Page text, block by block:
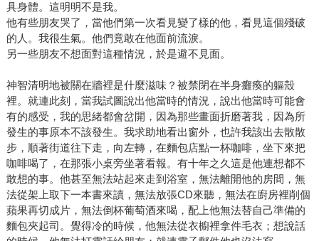
具身體。這明明不是我。
他有些朋友哭了，當他們第一次看見變了樣的他，看見這個殘破
的人。我很生氣。他們竟敢在他面前流淚。
另一些朋友不想面對這種情況，於是避不見面。
神智清明地被關在牆裡是什麼滋味？被禁閉在半身癱瘓的軀殼
裡。就連此刻，當我試圖說出他當時的情況，說出他當時可能會
有的感受，我的思緒都會岔開，因為那些畫面折磨著我，因為所
發生的事原本不該發生。我求助地看出窗外，也許我該出去散散
步，順著街道往下走，向左轉，在麵包店點一杯咖啡，坐下來把
咖啡喝了，在那張小桌旁坐著看報。有十年之久這是他連想都不
敢想的事。他甚至無法站起來走到浴室，無法離開他的房間，無
法從架上取下一本書來讀，無法放張CD來聽，無法在廚房裡削個
蘋果再切成片，無法倒杯葡萄酒來喝，配上他無法替自己準備的
麵包夾起司。覺得冷的時候，他無法從衣櫥裡拿件毛衣；想說話